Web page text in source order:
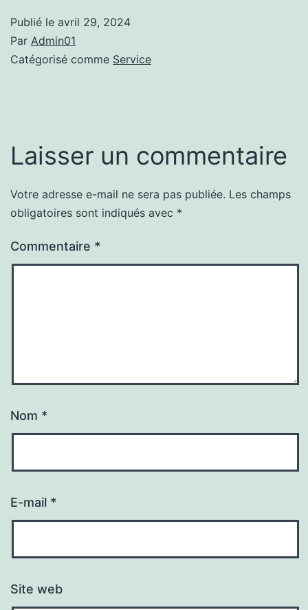
Publié le avril 29, 2024
Par Admin01
Catégorisé comme Service
Laisser un commentaire
Votre adresse e-mail ne sera pas publiée. Les champs
obligatoires sont indiqués avec *
Commentaire *
Nom *
E-mail *
Site web
Alternative: